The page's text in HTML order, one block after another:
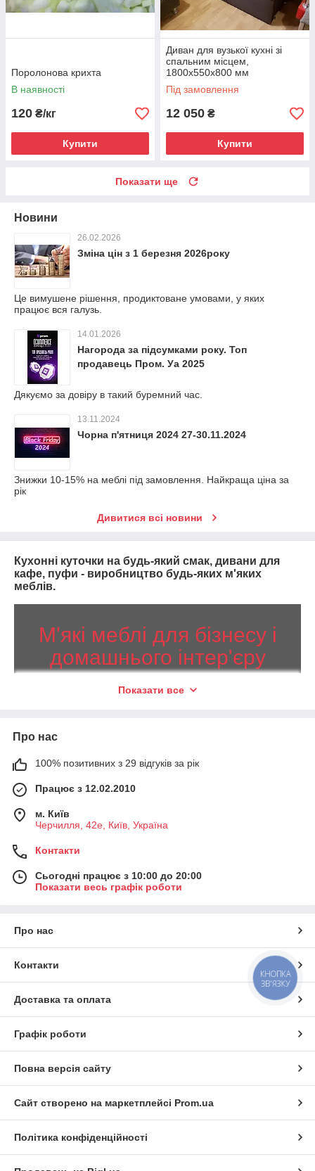
Поролонова крихта
В наявності
120 ₴/кг
Купити
Диван для вузької кухні зі
спальним місцем,
1800х550х800 мм
Під замовлення
12 050 ₴
Купити
Показати ще
Новини
26.02.2026
Зміна цін з 1 березня 2026року
Це вимушене рішення, продиктоване умовами, у яких
працює вся галузь.
14.01.2026
Нагорода за підсумками року. Топ
продавець Пром. Уа 2025
Дякуємо за довіру в такий буремний час.
13.11.2024
Чорна п'ятниця 2024 27-30.11.2024
Знижки 10-15% на меблі під замовлення. Найкраща ціна за
рік
Дивитися всі новини
Кухонні куточки на будь-який смак, дивани для
кафе, пуфи - виробництво будь-яких м'яких
меблів.
М'які меблі для бізнесу і
домашнього інтер'єру
Виготовляємо меблі будь-якої складності
наповнювачів. Видаємо гарантію на всі свої вироби
оперативне виконання замовлення. Постійним
клієнтам надаємо знижки. Організовуємо доставку по
Побачити каталог
Найпопулярніші меблеві пропозиції від
«Едбург»
ресторанів, кафе, барів, їдалень та
інших закладів. У нас можна замовити
моделі в різних стилях і дизайнах для
Можливо індивідуальне виготовлення.
Дивани для кафе
Пропонуємо широкий вибір диванів для ресторанів, кафе,
В цьому розділі нашого каталогу
представлено великий вибір моделей
диванів кухонь різних площ і стильових
оформлень. Також ви зможете замовити
Показати все
Про нас
100% позитивних з 29 відгуків за рік
Працює з 12.02.2010
м. Київ
Черчилля, 42е, Київ, Україна
Контакти
Сьогодні працює з 10:00 до 20:00
Показати весь графік роботи
Про нас
Контакти
Доставка та оплата
Графік роботи
Повна версія сайту
Сайт створено на маркетплейсі Prom.ua
Політика конфіденційності
КНОПКА
ЗВ'ЯЗКУ